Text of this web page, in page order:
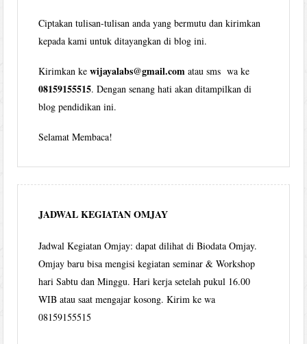
Ciptakan tulisan-tulisan anda yang bermutu dan kirimkan
kepada kami untuk ditayangkan di blog ini.
Kirimkan kewijayalabs@gmail.com atau sms wa ke
08159155515. Dengan senang hati akan ditampilkan di
blog pendidikan ini.
Selamat Membaca!
JADWAL KEGIATAN OMJAY
Jadwal Kegiatan Omjay: dapat dilihat di Biodata Omjay.
Omjay baru bisa mengisi kegiatan seminar & Workshop
hari Sabtu dan Minggu. Hari kerja setelah pukul 16.00
WIB atau saat mengajar kosong. Kirim ke wa
08159155515